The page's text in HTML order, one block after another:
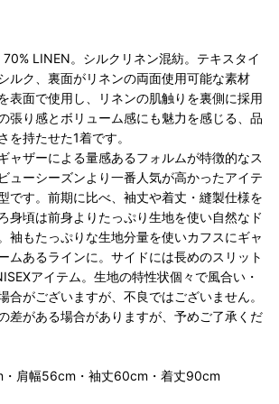
LINEN。シルクリネン混紡。テキスタイ
ルク、裏面がリネンの両面使用可能な素材
表面で使用し、リネンの肌触りを裏側に採用
張り感とボリューム感にも魅力を感じる、品
を持たせた1着です。
ャザーによる量感あるフォルムが特徴的なス
ューシーズンより一番人気が高かったアイテ
です。前期に比べ、袖丈や着丈・縫製仕様を
身頃は前身よりたっぷり生地を使い自然なド
袖もたっぷりな生地分量を使いカフスにギャ
ムあるラインに。サイドには長めのスリット
アイテム。生地の特性状個々で風合い・
合がございますが、不良ではございません。
差がある場合がありますが、予めご了承くだ
・肩幅56cm・袖丈60cm・着丈90cm